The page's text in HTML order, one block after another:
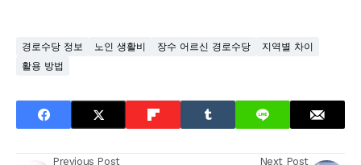
경로수당 정보 노인 생활비 장수 어르신 경로수당
지역별 차이
활용 방법
Previous Post Next Post